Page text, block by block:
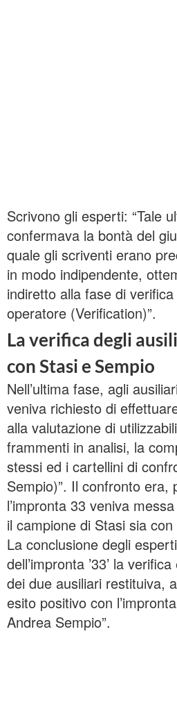
Scrivono gli esperti: “Tale
confermava la bontà del
quale gli scriventi erano
in modo indipendente,
indiretto alla fase di
operatore (Verification)”.
La verifica degli
con Stasi e Sempio
Nell’ultima fase, agli
veniva richiesto di
alla valutazione di
frammenti in analisi, la
stessi ed i cartellini di
Sempio)”. Il confronto era,
l’impronta 33 veniva
il campione di Stasi sia
La conclusione degli
dell’impronta ’33’ la
dei due ausiliari restituiva,
esito positivo con
Andrea Sempio”.